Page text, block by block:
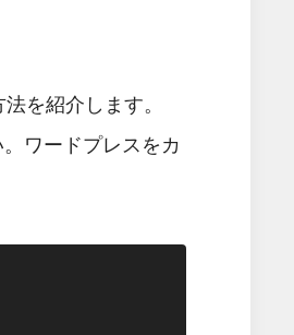
を紹介します。
ワードプレスをカ